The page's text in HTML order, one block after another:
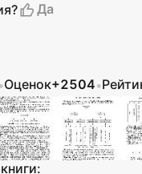
Да
•Оценок+2504•